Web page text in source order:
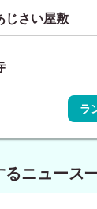
じさい屋敷
ラ
るニュース